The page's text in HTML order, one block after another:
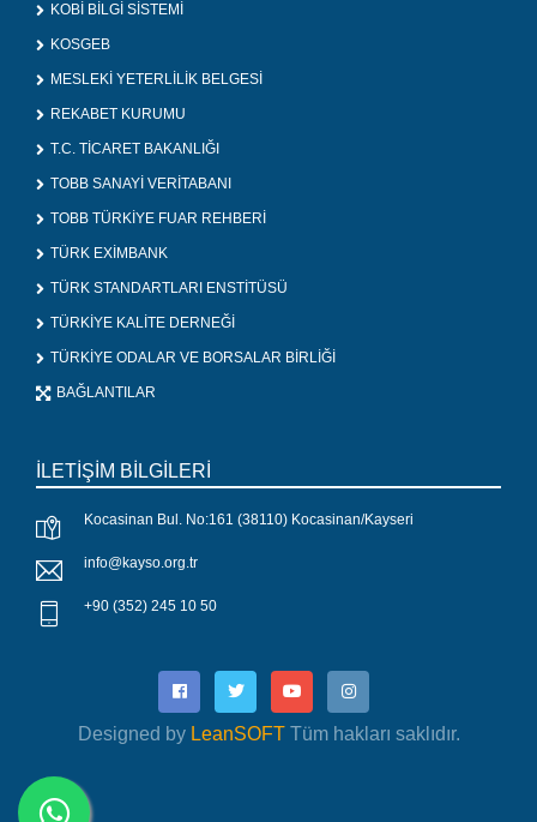
KOBİ BİLGİ SİSTEMİ
KOSGEB
MESLEKİ YETERLİLİK BELGESİ
REKABET KURUMU
T.C. TİCARET BAKANLIĞI
TOBB SANAYİ VERİTABANI
TOBB TÜRKİYE FUAR REHBERİ
TÜRK EXİMBANK
TÜRK STANDARTLARI ENSTİTÜSÜ
TÜRKİYE KALİTE DERNEĞİ
TÜRKİYE ODALAR VE BORSALAR BİRLİĞİ
BAĞLANTILAR
İLETİŞİM BİLGİLERİ
Kocasinan Bul. No:161 (38110) Kocasinan/Kayseri
info@kayso.org.tr
+90 (352) 245 10 50
Designed by LeanSOFTTüm hakları saklıdır.